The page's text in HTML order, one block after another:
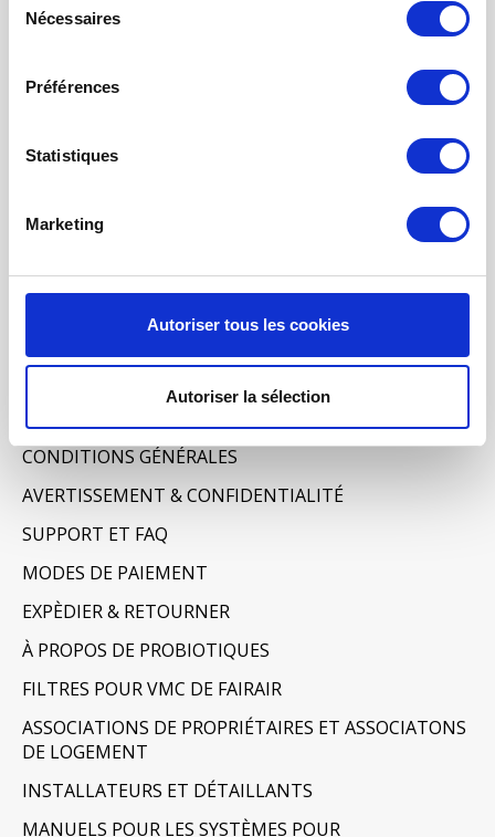
Nécessaires
Préférences
Statistiques
Marketing
Autoriser tous les cookies
Autoriser la sélection
NETTOYAGE PROBIOTIQUE
MONITEUR DE QUALITÉ DE L’AIR INTÉRIEUR - UHOO
Mon compte
Mes commandes
CONDITIONS GÉNÉRALES
AVERTISSEMENT & CONFIDENTIALITÉ
SUPPORT ET FAQ
MODES DE PAIEMENT
EXPÈDIER & RETOURNER
À PROPOS DE PROBIOTIQUES
FILTRES POUR VMC DE FAIRAIR
ASSOCIATIONS DE PROPRIÉTAIRES ET ASSOCIATONS
DE LOGEMENT
INSTALLATEURS ET DÉTAILLANTS
MANUELS POUR LES SYSTÈMES POUR